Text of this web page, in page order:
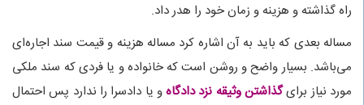
راه گذاشته و هزینه و زمان خود را هدر داد.
مساله بعدی که باید به آن اشاره کرد مساله هزینه و قیمت سند اجاره‌ای
می‌باشد. بسیار واضح و روشن است که خانواده و یا فردی که سند ملکی
مورد نیاز برایگذاشتن وثیقه نزد دادگاهو یا دادسرا را ندارد پس احتمال